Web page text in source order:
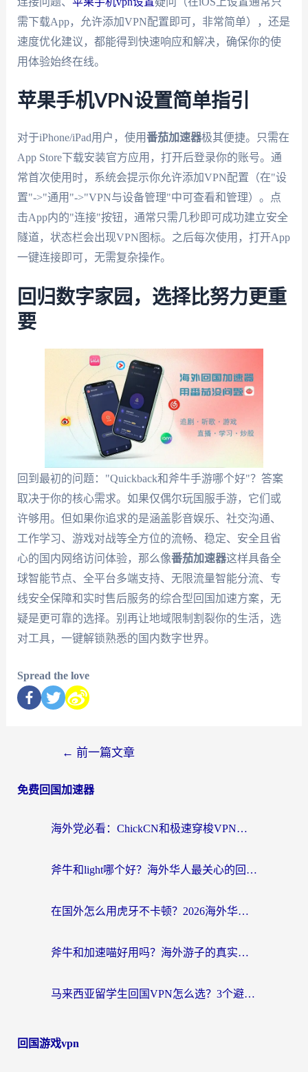
需下载App，允许添加VPN配置即可，非常简单），还是
速度优化建议，都能得到快速响应和解决，确保你的使
用体验始终在线。
苹果手机VPN设置简单指引
对于iPhone/iPad用户，使用番茄加速器极其便捷。只需在
App Store下载安装官方应用，打开后登录你的账号。通
常首次使用时，系统会提示你允许添加VPN配置（在"设
置"->"通用"->"VPN与设备管理"中可查看和管理）。点
击App内的"连接"按钮，通常只需几秒即可成功建立安全
隧道，状态栏会出现VPN图标。之后每次使用，打开App
一键连接即可，无需复杂操作。
回归数字家园，选择比努力更重
要
回到最初的问题："Quickback和斧牛手游哪个好"？答案
取决于你的核心需求。如果仅偶尔玩国服手游，它们或
许够用。但如果你追求的是涵盖影音娱乐、社交沟通、
工作学习、游戏对战等全方位的流畅、稳定、安全且省
心的国内网络访问体验，那么像番茄加速器这样具备全
球智能节点、全平台多端支持、无限流量智能分流、专
线安全保障和实时售后服务的综合型回国加速方案，无
疑是更可靠的选择。别再让地域限制割裂你的生活，选
对工具，一键解锁熟悉的国内数字世界。
Spread the love
← 前一篇文章
免费回国加速器
海外党必看：ChickCN和极速穿梭VPN好用吗？3招教你选对回国加速器无缝刷国内资源
斧牛和light哪个好？海外华人最关心的回国加速器选择难题，一篇讲透
在国外怎么用虎牙不卡顿？2026海外华人亲测有效的回国加速器选择指南
斧牛和加速喵好用吗？海外游子的真实选择困境
马来西亚留学生回国VPN怎么选？3个避坑点+1款实测好用的加速器推荐
回国游戏vpn